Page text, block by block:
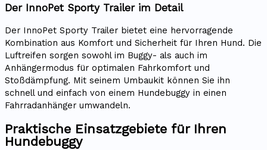
Der InnoPet Sporty Trailer im Detail
Der InnoPet Sporty Trailer bietet eine hervorragende
Kombination aus Komfort und Sicherheit für Ihren Hund. Die
Luftreifen sorgen sowohl im Buggy- als auch im
Anhängermodus für optimalen Fahrkomfort und
Stoßdämpfung. Mit seinem Umbaukit können Sie ihn
schnell und einfach von einem Hundebuggy in einen
Fahrradanhänger umwandeln.
Praktische Einsatzgebiete für Ihren
Hundebuggy